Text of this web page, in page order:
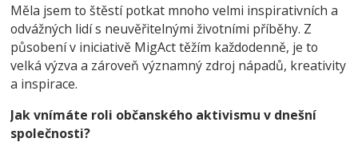
Měla jsem to štěstí potkat mnoho velmi inspirativních a
odvážných lidí s neuvěřitelnými životními příběhy. Z
působení v iniciativě MigAct těžím každodenně, je to
velká výzva a zároveň významný zdroj nápadů, kreativity
a inspirace.
Jak vnímáte roli občanského aktivismu v dnešní
společnosti?